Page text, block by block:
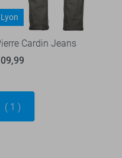
Lyon
Cardin Jeans
1